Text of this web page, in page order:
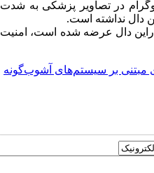
هیستوگرام در تصاویر پزشکی به شدت
دال نداشته است.
راین دال عرضه شده است، امنیت
مبتنی بر سیستم‌های آشوب‌گونه